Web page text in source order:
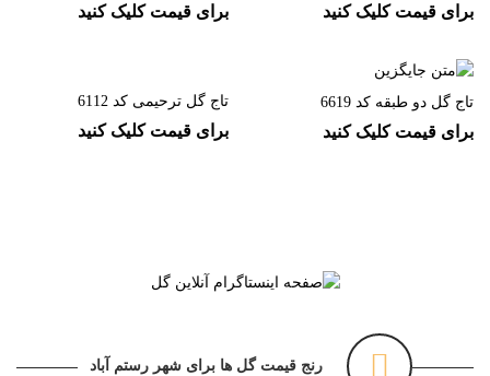
برای قیمت کلیک کنید برای قیمت کلیک کنید
تاج گل دو طبقه کد 6619
برای قیمت کلیک کنید
تاج گل ترحیمی کد 6112
برای قیمت کلیک کنید
رنج قیمت گل ها برای شهر رستم آباد